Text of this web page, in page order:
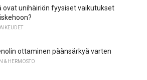
ovat unihäiriön fyysiset vaikutukset
ottaminen päänsärkyä varten
& HERMOSTO